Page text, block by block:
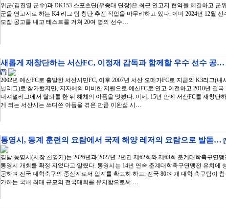
위군(김진열 군수)과 DK153 스포츠단(우종대 단장)은 최근 연고지 협약을 체결하고 군위
군을 연고지로 하는 K4 리그 팀 창단 추진 작업을 마무리하고 있다. 이미 2024년 12월 선
모집 공고를 내고 테스트를 거쳐 20여 명의 선수…
새롭게 재창단하는 서산FC, 이정재 감독과 함께할 우수 선수 공…
2002년 예산FC로 출발한 서산시민FC, 이후 2007년 서산 오메가FC로 지금의 K3리그(내
널리그)로 참가했지만, 지자체의 미비한 지원으로 예산FC로 연고 이전하고 2010년 결국
내셔널리그에서 탈퇴를 한 뒤 해체의 아픔을 맛봤다. 이제, 15년 만에 서산FC를 재창단하
게 되는 서산시는 쓰디쓴 아픔을 겪은 만큼 이완섭 시…
통영시, 동계 훈련의 요람에서 국제 해양 레저의 요람으로 발돋…
경남 통영시(시장 천영기)는 2026년과 2027년 2년간 제62회와 제63회 춘계대학축구연맹
통영시 개최를 확정 지었다고 알렸다. 통영시는 14년 연속 춘계대학축구연맹전 유치에
공하며 전국 대학축구의 중심지로서 입지를 확고히 하고, 전국 80여 개 대학 축구팀이 참
가하는 국내 최대 규모의 전국대회를 유치함으로써 …